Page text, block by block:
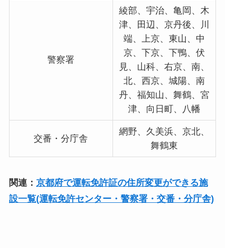
警察署
綾部、宇治、亀岡、木
津、田辺、京丹後、川
端、上京、東山、中
京、下京、下鴨、伏
見、山科、右京、南、
北、西京、城陽、南
丹、福知山、舞鶴、宮
津、向日町、八幡
交番・分庁舎
網野、久美浜、京北、
舞鶴東
関連： 京都府で運転免許証の住所変更ができる施
設一覧(運転免許センター・警察署・交番・分庁舎)